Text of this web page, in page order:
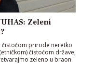
Zeleni
čistoćom prirode neretko
čistoćom države,
zeleno u braon.